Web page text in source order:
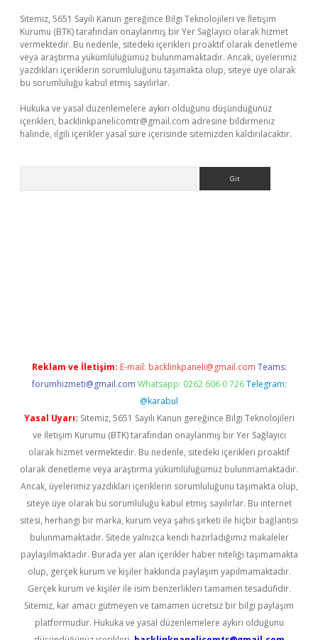
Sitemiz, 5651 Sayılı Kanun gereğince Bilgi Teknolojileri ve İletişim
Kurumu (BTK) tarafından onaylanmış bir Yer Sağlayıcı olarak hizmet
vermektedir. Bu nedenle, sitedeki içerikleri proaktif olarak denetleme
veya araştırma yükümlülüğümüz bulunmamaktadır. Ancak, üyelerimiz
yazdıkları içeriklerin sorumluluğunu taşımakta olup, siteye üye olarak
bu sorumluluğu kabul etmiş sayılırlar.
Hukuka ve yasal düzenlemelere aykırı olduğunu düşündüğünüz
içerikleri, backlinkpanelicomtr@gmail.com adresine bildirmeniz
halinde, ilgili içerikler yasal süre içerisinde sitemizden kaldırılacaktır.
Reklam ve İletişim: E-mail: backlinkpaneli@gmail.com Teams:
forumhizmeti@gmail.com Whatsapp: 0262 606 0 726 Telegram:
@karabul
Yasal Uyarı: Sitemiz, 5651 Sayılı Kanun gereğince Bilgi Teknolojileri
ve İletişim Kurumu (BTK) tarafından onaylanmış bir Yer Sağlayıcı
olarak hizmet vermektedir. Bu nedenle, sitedeki içerikleri proaktif
olarak denetleme veya araştırma yükümlülüğümüz bulunmamaktadır.
Ancak, üyelerimiz yazdıkları içeriklerin sorumluluğunu taşımakta olup,
siteye üye olarak bu sorumluluğu kabul etmiş sayılırlar. Bu internet
sitesi, herhangi bir marka, kurum veya şahıs şirketi ile hiçbir bağlantısı
bulunmamaktadır. Sitede yalnızca kendi hazırladığımız makaleler
paylaşılmaktadır. Burada yer alan içerikler haber niteliği taşımamakta
olup, gerçek kurum ve kişiler hakkında paylaşım yapılmamaktadır.
Gerçek kurum ve kişiler ile isim benzerlikleri tamamen tesadüfidir.
Sitemiz, kar amacı gütmeyen ve tamamen ücretsiz bir bilgi paylaşım
platformudur. Hukuka ve yasal düzenlemelere aykırı olduğunu